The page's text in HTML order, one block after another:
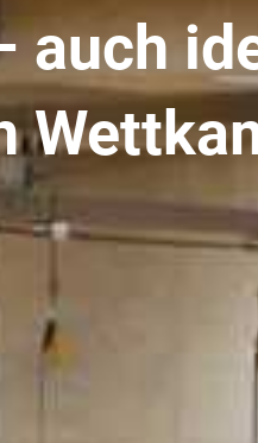
auch